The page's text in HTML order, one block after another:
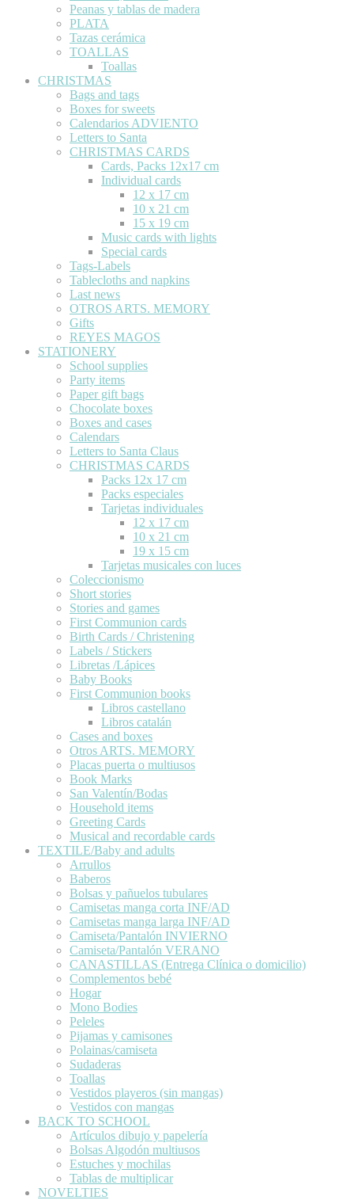
Peanas y tablas de madera
PLATA
Tazas cerámica
TOALLAS
Toallas
CHRISTMAS
Bags and tags
Boxes for sweets
Calendarios ADVIENTO
Letters to Santa
CHRISTMAS CARDS
Cards, Packs 12x17 cm
Individual cards
12 x 17 cm
10 x 21 cm
15 x 19 cm
Music cards with lights
Special cards
Tags-Labels
Tablecloths and napkins
Last news
OTROS ARTS. MEMORY
Gifts
REYES MAGOS
STATIONERY
School supplies
Party items
Paper gift bags
Chocolate boxes
Boxes and cases
Calendars
Letters to Santa Claus
CHRISTMAS CARDS
Packs 12x 17 cm
Packs especiales
Tarjetas individuales
12 x 17 cm
10 x 21 cm
19 x 15 cm
Tarjetas musicales con luces
Coleccionismo
Short stories
Stories and games
First Communion cards
Birth Cards / Christening
Labels / Stickers
Libretas /Lápices
Baby Books
First Communion books
Libros castellano
Libros catalán
Cases and boxes
Otros ARTS. MEMORY
Placas puerta o multiusos
Book Marks
San Valentín/Bodas
Household items
Greeting Cards
Musical and recordable cards
TEXTILE/Baby and adults
Arrullos
Baberos
Bolsas y pañuelos tubulares
Camisetas manga corta INF/AD
Camisetas manga larga INF/AD
Camiseta/Pantalón INVIERNO
Camiseta/Pantalón VERANO
CANASTILLAS (Entrega Clínica o domicilio)
Complementos bebé
Hogar
Mono Bodies
Peleles
Pijamas y camisones
Polainas/camiseta
Sudaderas
Toallas
Vestidos playeros (sin mangas)
Vestidos con mangas
BACK TO SCHOOL
Artículos dibujo y papelería
Bolsas Algodón multiusos
Estuches y mochilas
Tablas de multiplicar
NOVELTIES